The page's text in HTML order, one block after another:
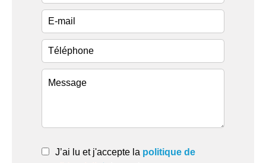
J’ai lu et j'accepte la politique de